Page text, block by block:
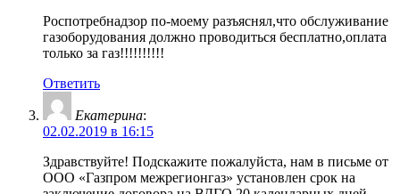
Роспотребнадзор по-моему разъяснял,что обслуживание
газоборудования должно проводиться бесплатно,оплата
только за газ!!!!!!!!!!
Ответить
Екатерина:
02.02.2019 в 16:15
Здравствуйте! Подскажите пожалуйста, нам в письме от
ООО «Газпром межрегионгаз» установлен срок на